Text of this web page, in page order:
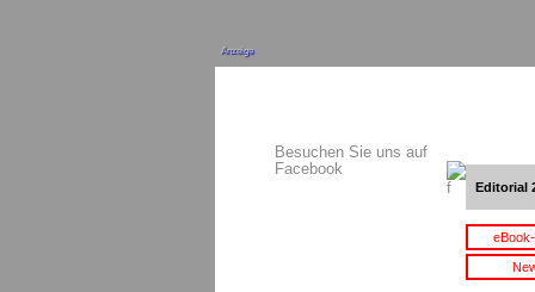
Anzeige
Besuchen Sie uns auf
Facebook
Editorial